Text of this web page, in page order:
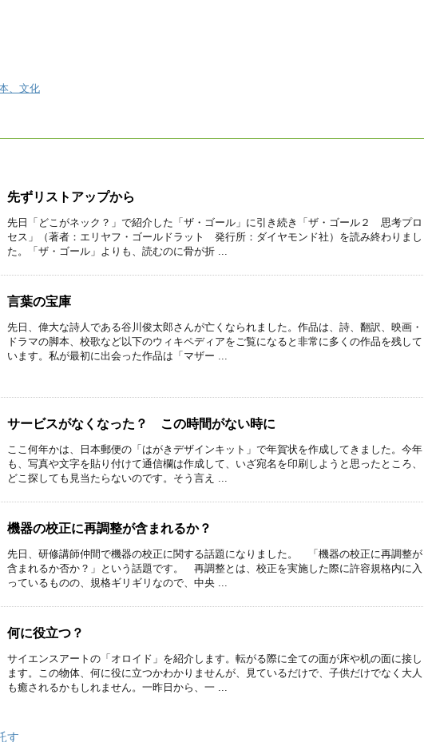
、文化
先ずリストアップから
先日「どこがネック？」で紹介した「ザ・ゴール」に引き続き「ザ・ゴール２ 思考プロ
セス」（著者：エリヤフ・ゴールドラット 発行所：ダイヤモンド社）を読み終わりまし
た。「ザ・ゴール」よりも、読むのに骨が折 ...
言葉の宝庫
先日、偉大な詩人である谷川俊太郎さんが亡くなられました。作品は、詩、翻訳、映画・
ドラマの脚本、校歌など以下のウィキペディアをご覧になると非常に多くの作品を残して
います。私が最初に出会った作品は「マザー ...
サービスがなくなった？ この時間がない時に
ここ何年かは、日本郵便の「はがきデザインキット」で年賀状を作成してきました。今年
も、写真や文字を貼り付けて通信欄は作成して、いざ宛名を印刷しようと思ったところ、
どこ探しても見当たらないのです。そう言え ...
機器の校正に再調整が含まれるか？
先日、研修講師仲間で機器の校正に関する話題になりました。 「機器の校正に再調整が
含まれるか否か？」という話題です。 再調整とは、校正を実施した際に許容規格内に入
っているものの、規格ギリギリなので、中央 ...
何に役立つ？
サイエンスアートの「オロイド」を紹介します。転がる際に全ての面が床や机の面に接し
ます。この物体、何に役に立つかわかりませんが、見ているだけで、子供だけでなく大人
も癒されるかもしれません。一昨日から、一 ...
す